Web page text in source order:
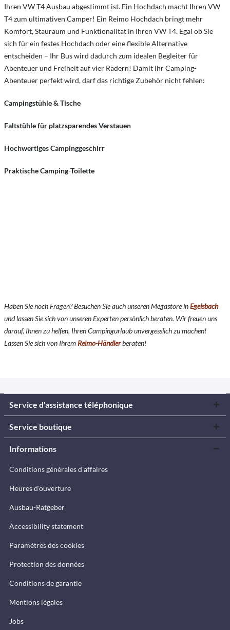
Ihren VW T4 Ausbau abgestimmt ist. Ein Hochdach macht Ihren VW
T4 zum ultimativen Camper! Ein Reimo Hochdach bringt mehr
Komfort, Stauraum und Funktionalität in Ihren VW T4. Egal ob Sie
sich für ein festes Hochdach oder eine flexible Alternative
entscheiden – Ihr Bus wird dadurch zum idealen Begleiter für
Abenteuer und Freiheit auf vier Rädern! Damit Ihr Camping-
Abenteuer perfekt wird, darf das richtige Zubehör nicht fehlen:
Campingstühle & Tische
Faltstühle für platzsparendes Verstauen
Hochwertiges Campinggeschirr
Praktische Camping-Toilette
Haben Sie noch Fragen? Besuchen Sie auch unseren Megastore inEgelsbach
und lassen Sie sich von unseren Experten persönlich beraten. Wir freuen uns
darauf, Ihnen zu helfen, Ihren Campingurlaub unvergesslich zu machen!
Lassen Sie sich von Ihrem Reimo-Händlerberaten!
Service d'assistance téléphonique
Service boutique
Informations
Conditions générales d'affaires
Heures d'ouverture
Ausbau-Ratgeber
Accessibility statement
Paramètres des cookies
Protection des données
Conditions de garantie
Mentions légales
Jobs